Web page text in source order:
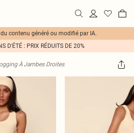
contenu généré ou modifié par IA.
D'ÉTÉ : PRIX RÉDUITS DE 20%
À Jambes Droites